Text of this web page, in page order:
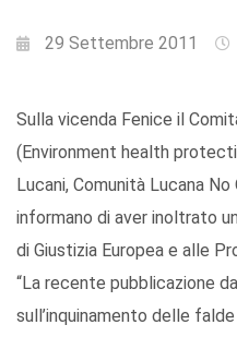
29 Settembre 2011
Sulla vicenda Fenice il
(Environment health
Lucani, Comunità Lucana
informano di aver inoltrato
di Giustizia Europea e alle
“La recente pubblicazione
sull’inquinamento delle